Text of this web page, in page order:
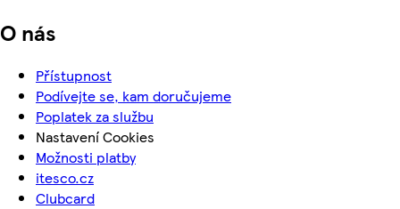
O nás
Přístupnost
Podívejte se, kam doručujeme
Poplatek za službu
Nastavení Cookies
Možnosti platby
itesco.cz
Clubcard